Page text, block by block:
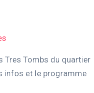
Tres Tombs du quartier
infos et le programme